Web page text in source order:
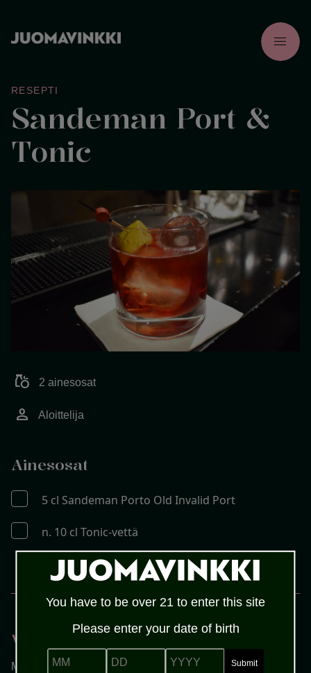
menu
RESEPTI
Sandeman Port &
Tonic
grocery 2 ainesosat
person Aloittelija
Ainesosat
5 cl Sandeman Porto Old Invalid Port
n. 10 cl Tonic-vettä
Vaihe 1
Mittaa lasiin portviini.
You have to be over 21 to enter this site
Please enter your date of birth
MM DD YYYY